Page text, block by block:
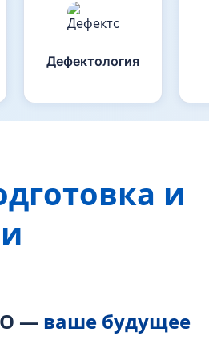
Дефектология
и
— ваше будущее